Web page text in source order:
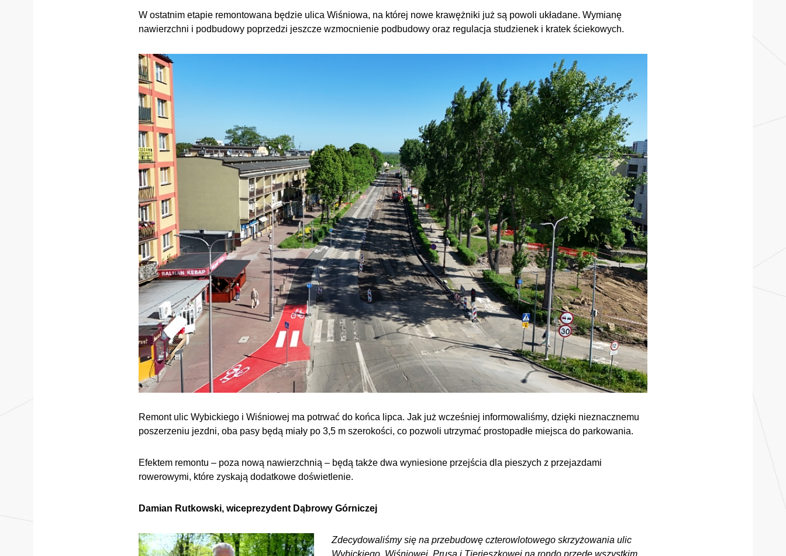
W ostatnim etapie remontowana będzie ulica Wiśniowa, na której nowe krawężniki już są powoli układane. Wymianę
nawierzchni i podbudowy poprzedzi jeszcze wzmocnienie podbudowy oraz regulacja studzienek i kratek ściekowych.
Remont ulic Wybickiego i Wiśniowej ma potrwać do końca lipca. Jak już wcześniej informowaliśmy, dzięki nieznacznemu
poszerzeniu jezdni, oba pasy będą miały po 3,5 m szerokości, co pozwoli utrzymać prostopadłe miejsca do parkowania.
Efektem remontu – poza nową nawierzchnią – będą także dwa wyniesione przejścia dla pieszych z przejazdami
rowerowymi, które zyskają dodatkowe doświetlenie.
Damian Rutkowski, wiceprezydent Dąbrowy Górniczej
Zdecydowaliśmy się na przebudowę czterowlotowego skrzyżowania ulic